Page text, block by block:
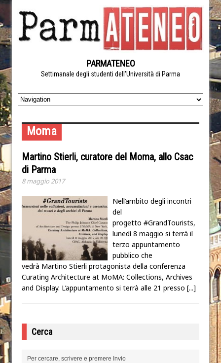
PARMATENEO
Settimanale degli studenti dell'Università di Parma
Moma
Martino Stierli, curatore del Moma, allo Csac
di Parma
8 maggio 2017
Nell’ambito degli incontri
del
progetto #GrandTourists,
lunedì 8 maggio si terrà il
terzo appuntamento
pubblico che
vedrà Martino Stierli protagonista della conferenza
Curating Architecture at MoMA: Collections, Archives
and Display. L’appuntamento si terrà alle 21 presso [...]
Cerca